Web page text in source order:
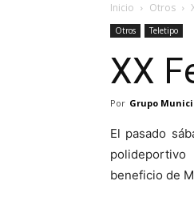
Inicio Otros
Otros Teletipo
XX
Por Grupo
El pasado
beneficio de